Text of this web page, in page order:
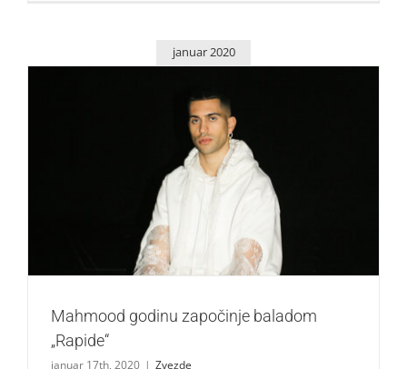
januar 2020
Mahmood godinu započinje baladom „Rapide“
Mahmood godinu započinje baladom
„Rapide“
januar 17th, 2020 | Zvezde